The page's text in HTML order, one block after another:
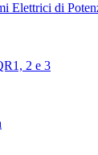
Elettrici di
2 e 3